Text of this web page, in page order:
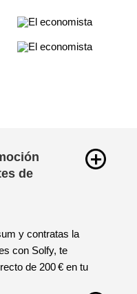
de
y contratas la
con Solfy, te
de 200 € en tu